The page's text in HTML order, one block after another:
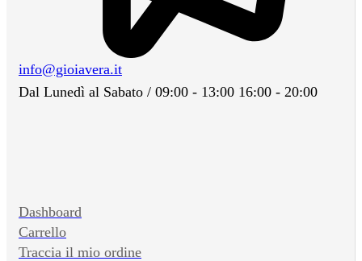
info@gioiavera.it
Dal Lunedì al Sabato / 09:00 - 13:00 16:00 - 20:00
Dashboard
Carrello
Traccia il mio ordine